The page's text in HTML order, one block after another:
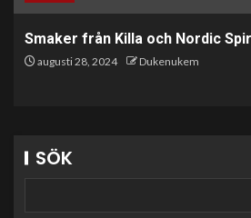
Smaker från Killa och Nordic
augusti 28, 2024 Dukenukem
SÖK